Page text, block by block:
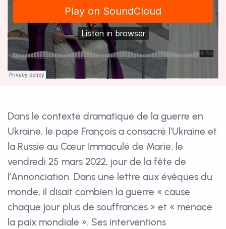
Dans le contexte dramatique de la guerre en
Ukraine, le pape François a consacré l’Ukraine et
la Russie au Cœur Immaculé de Marie, le
vendredi 25 mars 2022, jour de la fête de
l’Annonciation. Dans une lettre aux évêques du
monde, il disait combien la guerre « cause
chaque jour plus de souffrances » et « menace
la paix mondiale ». Ses interventions